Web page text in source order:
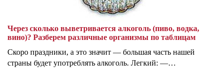
Через сколько выветривается алкоголь (пиво, водка,
вино)? Разберем различные организмы по таблицам
Скоро праздники, а это значит — большая часть нашей
страны будет употреблять алкоголь. Легкий: —…